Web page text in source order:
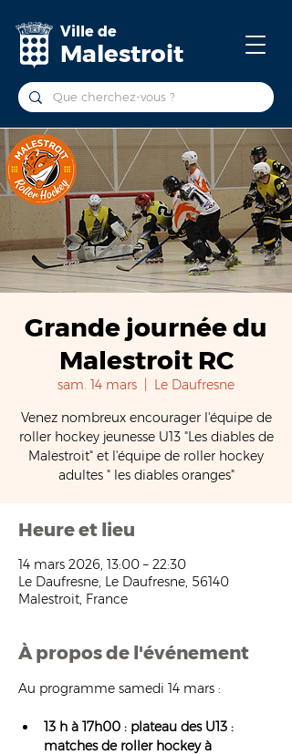
Ville de
Malestroit
Grande journée du
Malestroit RC
sam. 14 mars
Le Daufresne
Venez nombreux encourager l'équipe de
roller hockey jeunesse U13 "Les diables de
Malestroit" et l'équipe de roller hockey
adultes " les diables oranges"
Heure et lieu
14 mars 2026, 13:00 – 22:30
Le Daufresne, Le Daufresne, 56140
Malestroit, France
À propos de l'événement
Au programme samedi 14 mars :
13 h à 17h00 : plateau des U13 :
matches de roller hockey à